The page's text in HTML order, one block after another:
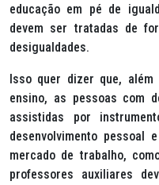
educação em pé de
devem ser tratadas de
desigualdades.
Isso quer dizer que,
ensino, as pessoas com
assistidas por
desenvolvimento pessoal
mercado de trabalho,
professores auxiliares